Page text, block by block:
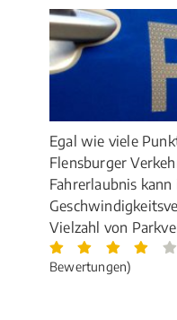
Egal wie viele
Flensburger
Fahrerlaubnis
Vielzahl von
Bewertungen)